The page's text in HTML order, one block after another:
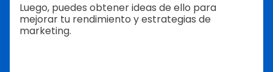
Luego, puedes obtener ideas de ello para
mejorar tu rendimiento y estrategias de
marketing.